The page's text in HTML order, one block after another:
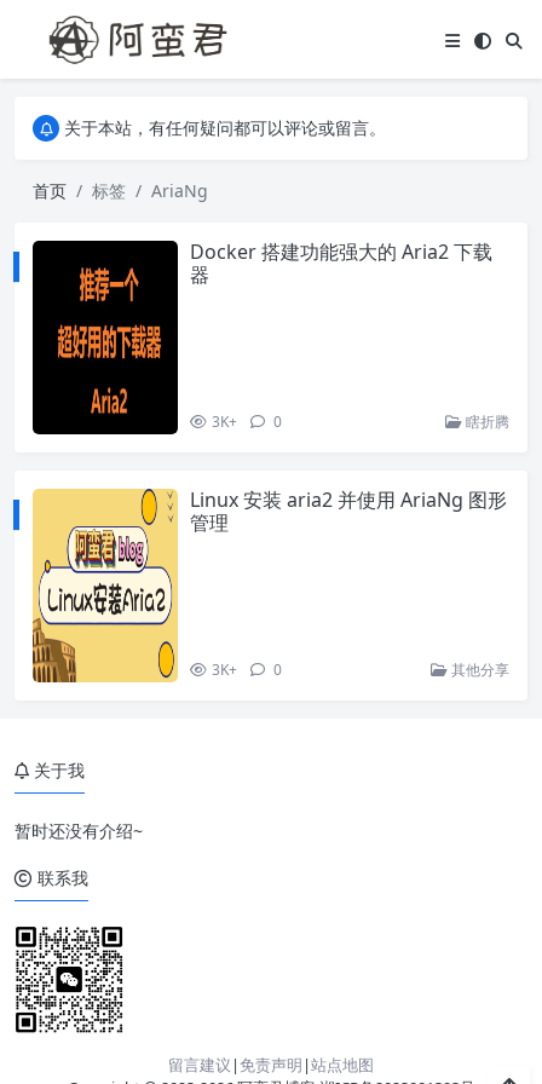
关于本站，有任何疑问都可以评论或留言。
关于本站，有任何疑问都可以评论或留言。
首页
标签 AriaNg
Docker 搭建功能强大的 Aria2 下载
器
3K+ 0 瞎折腾
Linux 安装 aria2 并使用 AriaNg 图形
管理
3K+ 0 其他分享
关于我
暂时还没有介绍~
联系我
留言建议 |免责声明 |站点地图